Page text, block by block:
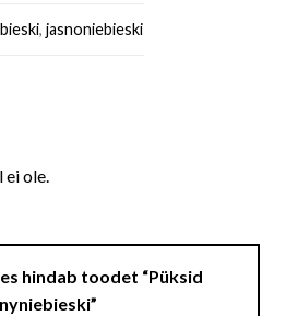
,jasnoniebieski
ole.
hindab toodet “Püksid